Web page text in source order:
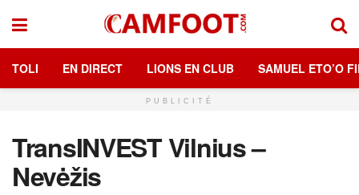
TOLI EN DIRECT LIONS EN CLUB SAMUEL ETO’O
PUBLICITÉ
TransINVEST Vilnius –
Nevėžis